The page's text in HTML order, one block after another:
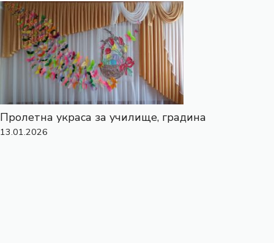
Пролетна украса за училище, градина
13.01.2026